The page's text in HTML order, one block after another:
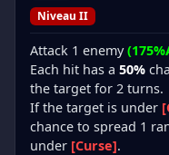
Niveau II
Attack 1 enemy
Each hit has a 50%
the target for 2 turns.
If the target is under
chance to spread 1
under [Curse].